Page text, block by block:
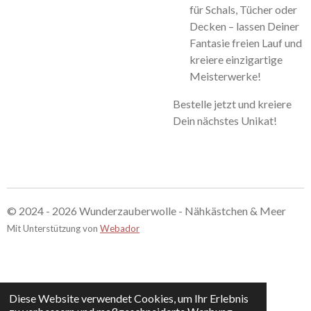
Diese Website verwendet Cookies, um Ihr Erlebnis
für Schals, Tücher oder
Decken – lassen Deiner
Fantasie freien Lauf und
kreiere einzigartige
Meisterwerke!
Bestelle jetzt und kreiere
Dein nächstes Unikat!
© 2024 - 2026 Wunderzauberwolle - Nähkästchen & Meer
Mit Unterstützung von Webador